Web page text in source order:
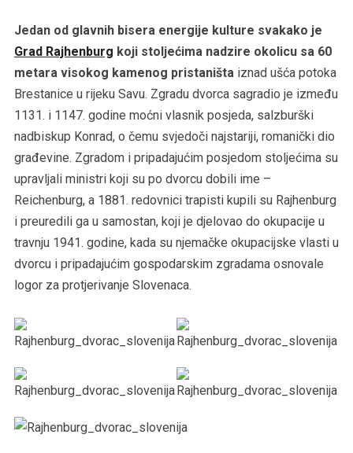
Jedan od glavnih bisera energije kulture svakako je
Grad Rajhenburg koji stoljećima nadzire okolicu sa 60
metara visokog kamenog pristaništa iznad ušća potoka
Brestanice u rijeku Savu. Zgradu dvorca sagradio je između
1131. i 1147. godine moćni vlasnik posjeda, salzburški
nadbiskup Konrad, o čemu svjedoči najstariji, romanički dio
građevine. Zgradom i pripadajućim posjedom stoljećima su
upravljali ministri koji su po dvorcu dobili ime –
Reichenburg, a 1881. redovnici trapisti kupili su Rajhenburg
i preuredili ga u samostan, koji je djelovao do okupacije u
travnju 1941. godine, kada su njemačke okupacijske vlasti u
dvorcu i pripadajućim gospodarskim zgradama osnovale
logor za protjerivanje Slovenaca.